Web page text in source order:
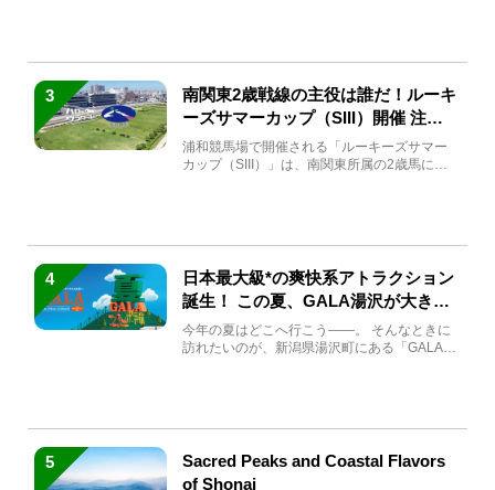
3
南関東2歳戦線の主役は誰だ！ルーキ
ーズサマーカップ（SIII）開催 注目
馬と見どころをチェック
浦和競馬場で開催される「ルーキーズサマー
カップ（SIII）」は、南関東所属の2歳馬によ
4
日本最大級*の爽快系アトラクション
誕生！ この夏、GALA湯沢が大きく
生まれ変わる
今年の夏はどこへ行こう――。 そんなときに
訪れたいのが、新潟県湯沢町にある「GALA湯
5
Sacred Peaks and Coastal Flavors
of Shonai